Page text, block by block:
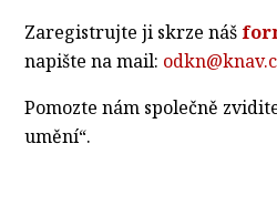
Zaregistrujte ji skrze náš
napište na mail:
Pomozte nám společně
umění“.